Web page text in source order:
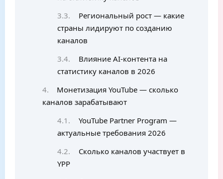
Региональный рост — какие
страны лидируют по созданию
каналов
Влияние AI-контента на
статистику каналов в 2026
Монетизация YouTube — сколько
каналов зарабатывают
YouTube Partner Program —
актуальные требования 2026
Сколько каналов участвует в
YPP